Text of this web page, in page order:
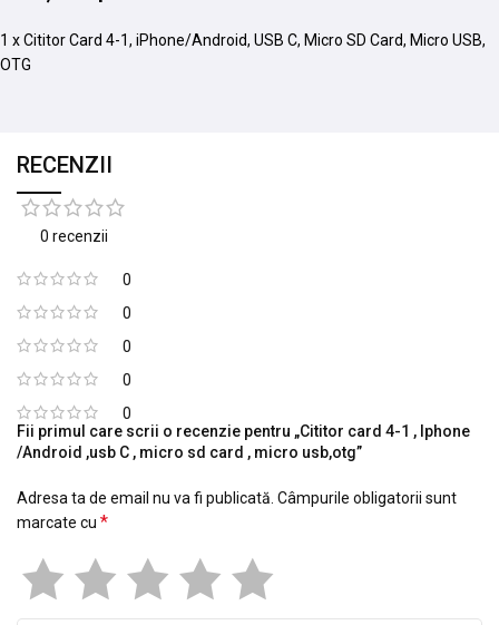
1 x Cititor Card 4-1, iPhone/Android, USB C, Micro SD Card, Micro USB,
OTG
RECENZII
0 recenzii
0
0
0
0
0
Fii primul care scrii o recenzie pentru „Cititor card 4-1 , Iphone
/Android ,usb C , micro sd card , micro usb,otg”
Adresa ta de email nu va fi publicată. Câmpurile obligatorii sunt
marcate cu *